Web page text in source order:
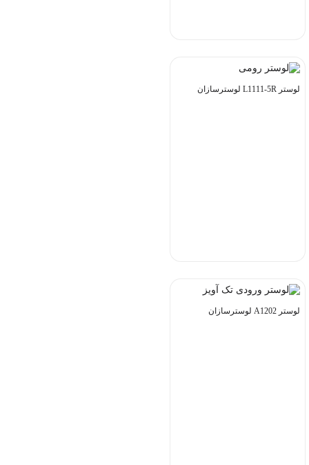
لوستر L1111-5R لوسترسازان
لوستر A1202 لوسترسازان